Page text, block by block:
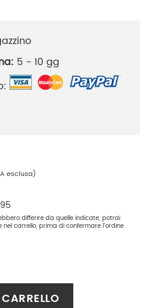
5 - 10 gg
esclusa)
differire da quelle indicate, potrai
carrello, prima di confermare l'ordine